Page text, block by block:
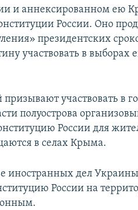
и аннексированном ею
России. Оно
президентских
участвовать в выборах
участвовать в
полуострова
России для
в селах Крыма.
иностранных дел
России на